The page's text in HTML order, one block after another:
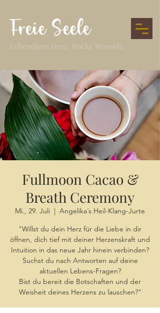
Freie Seele
Lebendiges Herz. Starke Wurzeln.
Fullmoon Cacao &
Breath Ceremony
Mi., 29. Juli
  |
Angelika´s Heil-Klang-Jurte
"Willst du dein Herz für die Liebe in dir
öffnen, dich tief mit deiner Herzenskraft und
Intuition in das neue Jahr hinein verbinden?
Suchst du nach Antworten auf deine
aktuellen Lebens-Fragen?
Bist du bereit die Botschaften und der
Weisheit deines Herzens zu lauschen?"